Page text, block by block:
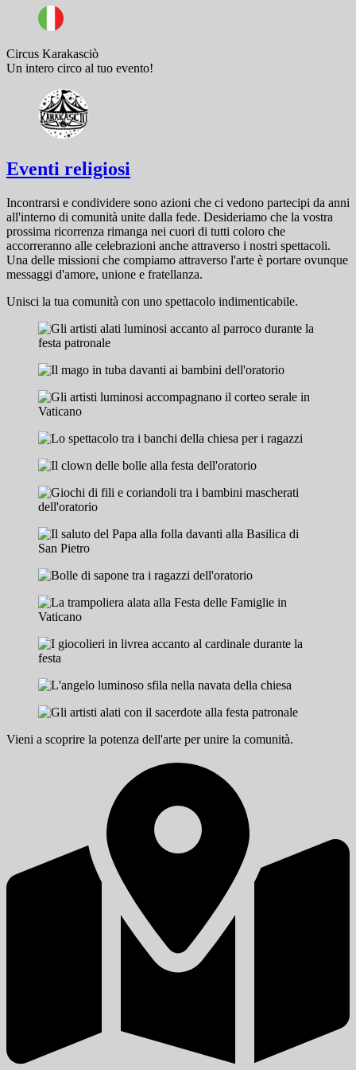
Circus Karakasciò
Un intero circo al tuo evento!
Eventi religiosi
Incontrarsi e condividere sono azioni che ci vedono partecipi da anni
all'interno di comunità unite dalla fede. Desideriamo che la vostra
prossima ricorrenza rimanga nei cuori di tutti coloro che
accorreranno alle celebrazioni anche attraverso i nostri spettacoli.
Una delle missioni che compiamo attraverso l'arte è portare ovunque
messaggi d'amore, unione e fratellanza.
Unisci la tua comunità con uno spettacolo indimenticabile.
Vieni a scoprire la potenza dell'arte per unire la comunità.